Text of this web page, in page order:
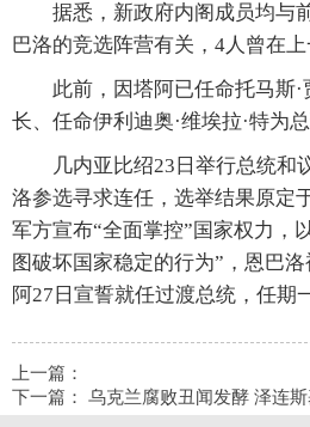
据悉，新政府内阁成员均与前
巴洛的竞选阵营有关，4人曾在上
此前，因塔阿已任命托马斯·
长、任命伊利迪奥·维埃拉·特为
几内亚比绍23日举行总统和
洛参选寻求连任，选举结果原定
军方宣布“全面掌控”国家权力，
图破坏国家稳定的行为”，恩巴
阿27日宣誓就任过渡总统，任期
上一篇：
下一篇： 乌克兰腐败丑闻发酵 泽连